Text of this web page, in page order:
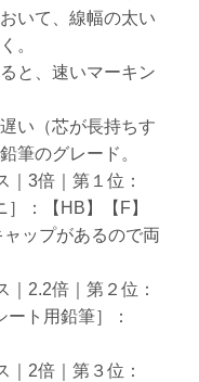
いて、線幅の太い
。
と、速いマーキン
い（芯が長持ちす
筆のグレード。
｜3倍｜第１位：
］：【HB】【F】
ャップがあるので両
｜2.2倍｜第２位：
ート用鉛筆］：
｜2倍｜第３位：